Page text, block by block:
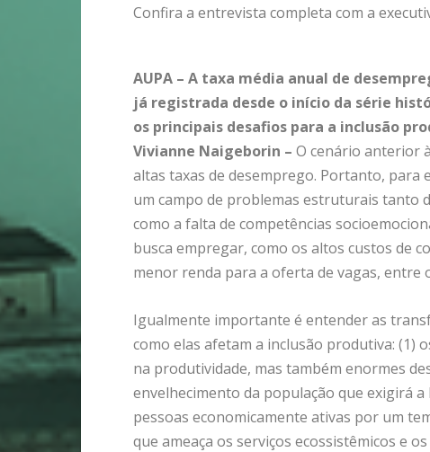
Confira a entrevista completa com a
AUPA – A taxa média anual de
já registrada desde o início da série
os principais desafios para a inclusão
Vivianne Naigeborin – O cenário anterior
altas taxas de desemprego. Portanto, para
um campo de problemas estruturais tanto
como a falta de competências
busca empregar, como os altos custos de
menor renda para a oferta de vagas, entre
Igualmente importante é entender as
como elas afetam a inclusão produtiva: (1)
na produtividade, mas também enormes
envelhecimento da população que exigirá
pessoas economicamente ativas por um
que ameaça os serviços ecossistêmicos e